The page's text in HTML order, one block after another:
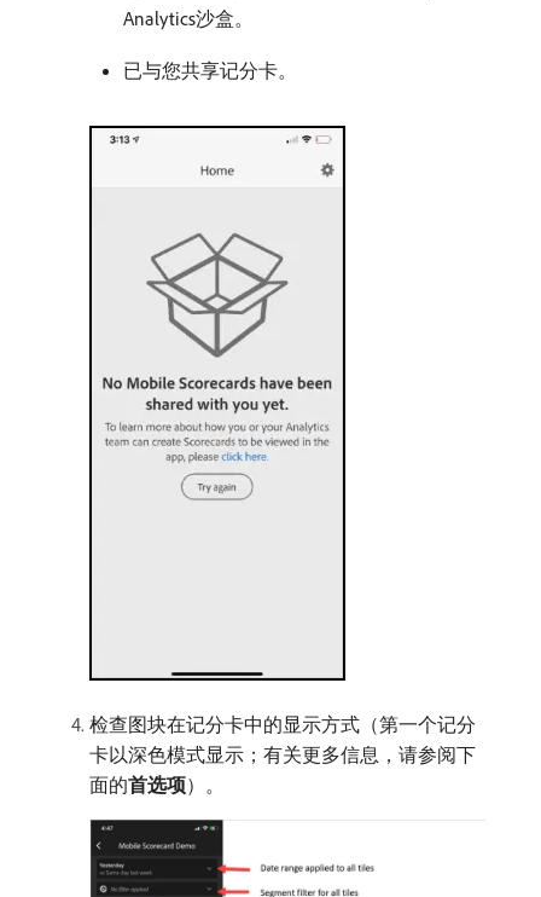
Analytics沙盒。
已与您共享记分卡。
检查图块在记分卡中的显示方式（第一个记分
卡以深色模式显示；有关更多信息，请参阅下
面的​首选项）。